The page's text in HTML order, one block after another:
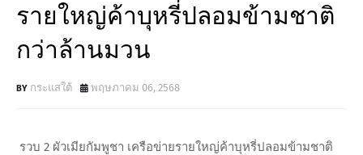
รายใหญ่ค้าบุหรี่ปลอมข้ามชาติ
กว่าล้านมวน
กระแสใต้ พฤษภาคม 06, 2568
รวบ 2 ผัวเมียกัมพูชา เครือข่ายรายใหญ่ค้าบุหรี่ปลอมข้ามชาติ